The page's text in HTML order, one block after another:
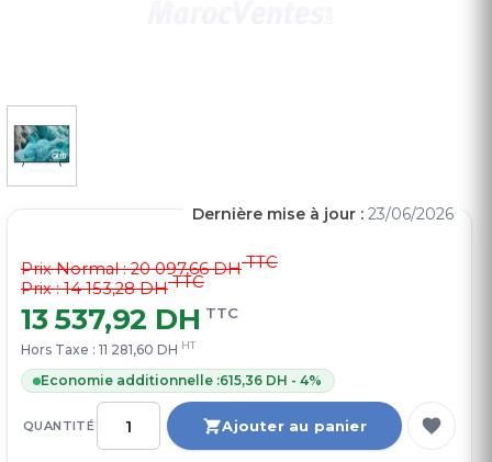
QUANTITÉ Ajouter au panier
Prix Normal :20 097,66 DHTTC
Prix : 14 153,28 DHTTC
13 537,92 DH TTC
Hors Taxe : 11 281,60 DH HT
Economie additionnelle :615,36 DH - 4%
Dernière mise à jour : 23/06/2026